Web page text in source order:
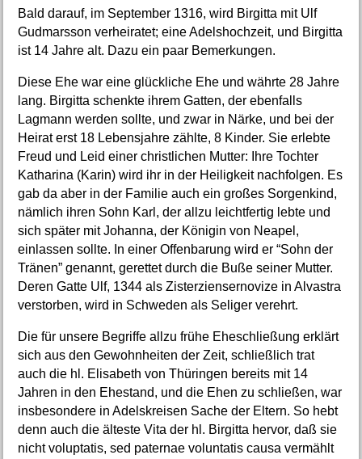
Bald darauf, im September 1316, wird Birgitta mit Ulf
Gudmarsson verheiratet; eine Adelshochzeit, und Birgitta
ist 14 Jahre alt. Dazu ein paar Bemerkungen.
Diese Ehe war eine glückliche Ehe und währte 28 Jahre
lang. Birgitta schenkte ihrem Gatten, der ebenfalls
Lagmann werden sollte, und zwar in Närke, und bei der
Heirat erst 18 Lebensjahre zählte, 8 Kinder. Sie erlebte
Freud und Leid einer christlichen Mutter: Ihre Tochter
Katharina (Karin) wird ihr in der Heiligkeit nachfolgen. Es
gab da aber in der Familie auch ein großes Sorgenkind,
nämlich ihren Sohn Karl, der allzu leichtfertig lebte und
sich später mit Johanna, der Königin von Neapel,
einlassen sollte. In einer Offenbarung wird er “Sohn der
Tränen” genannt, gerettet durch die Buße seiner Mutter.
Deren Gatte Ulf, 1344 als Zisterziensernovize in Alvastra
verstorben, wird in Schweden als Seliger verehrt.
Die für unsere Begriffe allzu frühe Eheschließung erklärt
sich aus den Gewohnheiten der Zeit, schließlich trat
auch die hl. Elisabeth von Thüringen bereits mit 14
Jahren in den Ehestand, und die Ehen zu schließen, war
insbesondere in Adelskreisen Sache der Eltern. So hebt
denn auch die älteste Vita der hl. Birgitta hervor, daß sie
nicht voluptatis, sed paternae voluntatis causa vermählt